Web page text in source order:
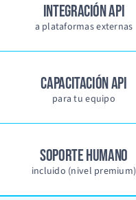
INTEGRACIÓN API
a plataformas externas
CAPACITACIÓN API
para tu equipo
SOPORTE HUMANO
incluido (nivel premium)